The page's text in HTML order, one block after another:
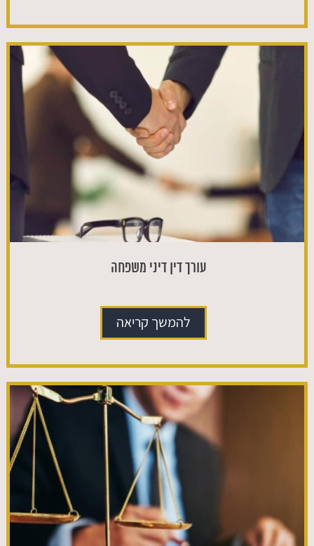
עורך דין דיני משפחה
להמשך קריאה